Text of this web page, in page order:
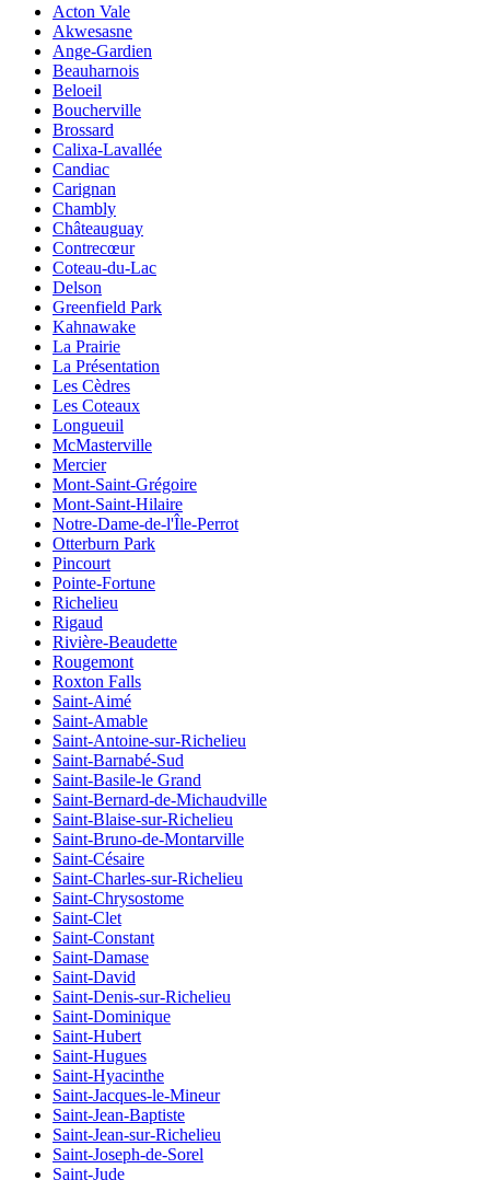
Acton Vale
Akwesasne
Ange-Gardien
Beauharnois
Beloeil
Boucherville
Brossard
Calixa-Lavallée
Candiac
Carignan
Chambly
Châteauguay
Contrecœur
Coteau-du-Lac
Delson
Greenfield Park
Kahnawake
La Prairie
La Présentation
Les Cèdres
Les Coteaux
Longueuil
McMasterville
Mercier
Mont-Saint-Grégoire
Mont-Saint-Hilaire
Notre-Dame-de-l'Île-Perrot
Otterburn Park
Pincourt
Pointe-Fortune
Richelieu
Rigaud
Rivière-Beaudette
Rougemont
Roxton Falls
Saint-Aimé
Saint-Amable
Saint-Antoine-sur-Richelieu
Saint-Barnabé-Sud
Saint-Basile-le Grand
Saint-Bernard-de-Michaudville
Saint-Blaise-sur-Richelieu
Saint-Bruno-de-Montarville
Saint-Césaire
Saint-Charles-sur-Richelieu
Saint-Chrysostome
Saint-Clet
Saint-Constant
Saint-Damase
Saint-David
Saint-Denis-sur-Richelieu
Saint-Dominique
Saint-Hubert
Saint-Hugues
Saint-Hyacinthe
Saint-Jacques-le-Mineur
Saint-Jean-Baptiste
Saint-Jean-sur-Richelieu
Saint-Joseph-de-Sorel
Saint-Jude